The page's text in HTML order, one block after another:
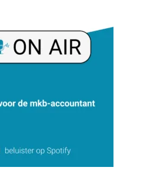
Bart Koreman